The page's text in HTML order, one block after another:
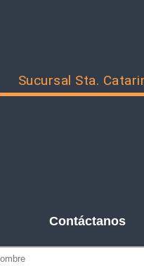
Sucursal Sta.
Contáctanos